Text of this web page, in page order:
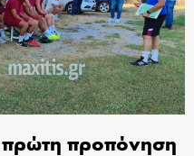
προπόνηση